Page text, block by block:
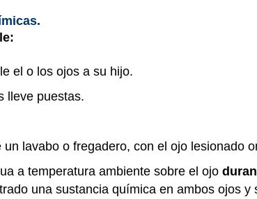
el o los ojos a su hijo.
lleve puestas.
lavabo o fregadero, con el ojo lesionado
a temperatura ambiente sobre el ojo
una sustancia química en ambos ojos y